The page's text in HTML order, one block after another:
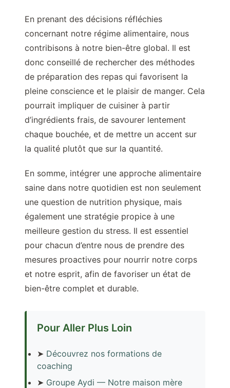
En prenant des décisions réfléchies
concernant notre régime alimentaire, nous
contribisons à notre bien-être global. Il est
donc conseillé de rechercher des méthodes
de préparation des repas qui favorisent la
pleine conscience et le plaisir de manger. Cela
pourrait impliquer de cuisiner à partir
d’ingrédients frais, de savourer lentement
chaque bouchée, et de mettre un accent sur
la qualité plutôt que sur la quantité.
En somme, intégrer une approche alimentaire
saine dans notre quotidien est non seulement
une question de nutrition physique, mais
également une stratégie propice à une
meilleure gestion du stress. Il est essentiel
pour chacun d’entre nous de prendre des
mesures proactives pour nourrir notre corps
et notre esprit, afin de favoriser un état de
bien-être complet et durable.
Pour Aller Plus Loin
➤ Découvrez nos formations de
coaching
➤ Groupe Aydi — Notre maison mère